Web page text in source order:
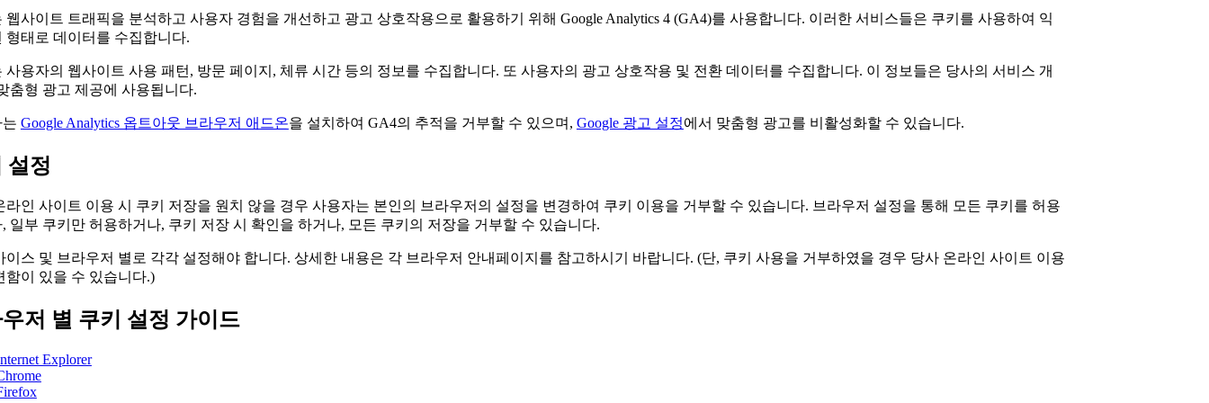
웹사이트 트래픽을 분석하고 사용자 경험을 개선하고 광고 상호작용으로 활용하기 위해 Google Analytics 4 (GA4)를 사용합니다. 이러한 서비스들은 쿠키를 사용하여 익
형태로 데이터를 수집합니다.
사용자의 웹사이트 사용 패턴, 방문 페이지, 체류 시간 등의 정보를 수집합니다. 또 사용자의 광고 상호작용 및 전환 데이터를 수집합니다. 이 정보들은 당사의 서비스 개
춤형 광고 제공에 사용됩니다.
Google Analytics 옵트아웃 브라우저 애드온을 설치하여 GA4의 추적을 거부할 수 있으며, Google 광고 설정에서 맞춤형 광고를 비활성화할 수 있습니다.
설정
라인 사이트 이용 시 쿠키 저장을 원치 않을 경우 사용자는 본인의 브라우저의 설정을 변경하여 쿠키 이용을 거부할 수 있습니다. 브라우저 설정을 통해 모든 쿠키를 허용
일부 쿠키만 허용하거나, 쿠키 저장 시 확인을 하거나, 모든 쿠키의 저장을 거부할 수 있습니다.
이스 및 브라우저 별로 각각 설정해야 합니다. 상세한 내용은 각 브라우저 안내페이지를 참고하시기 바랍니다. (단, 쿠키 사용을 거부하였을 경우 당사 온라인 사이트 이용
함이 있을 수 있습니다.)
저 별 쿠키 설정 가이드
Explorer